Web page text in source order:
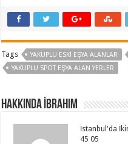
Tags YAKUPLU ESKI EŞYA ALANLAR
YAKUPLU SPOT EŞYA ALAN YERLER
Hakkında İbrahim
İstanbul'da
45 05